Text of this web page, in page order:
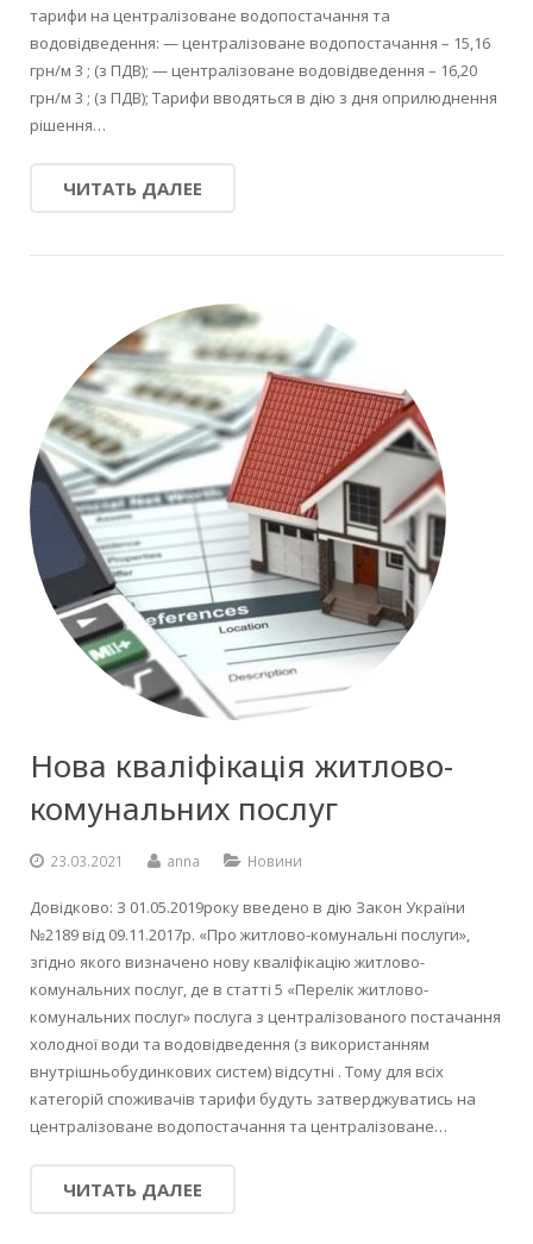
тарифи на централізоване водопостачання та
водовідведення: — централізоване водопостачання – 15,16
грн/м 3 ; (з ПДВ); — централізоване водовідведення – 16,20
грн/м 3 ; (з ПДВ); Тарифи вводяться в дію з дня оприлюднення
рішення…
ЧИТАТЬ ДАЛЕЕ
Нова кваліфікація житлово-
комунальних послуг
23.03.2021 anna Новини
Довідково: З 01.05.2019року введено в дію Закон України
№2189 від 09.11.2017р. «Про житлово-комунальні послуги»,
згідно якого визначено нову кваліфікацію житлово-
комунальних послуг, де в статті 5 «Перелік житлово-
комунальних послуг» послуга з централізованого постачання
холодної води та водовідведення (з використанням
внутрішньобудинкових систем) відсутні . Тому для всіх
категорій споживачів тарифи будуть затверджуватись на
централізоване водопостачання та централізоване…
ЧИТАТЬ ДАЛЕЕ